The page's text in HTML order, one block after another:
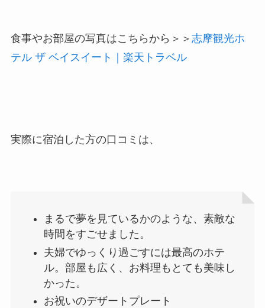
食事やお部屋の写真はこちらから＞＞ 志摩観光ホ
テル ザ ベイスイート｜楽天トラベル
実際に宿泊した方の口コミは、
まるで夢を見ているかのような、素敵な
時間をすごせました。
夫婦でゆっくり過ごすには最高のホテ
ル。部屋も広く、お料理もとても美味し
かった。
お祝いのデザートプレート